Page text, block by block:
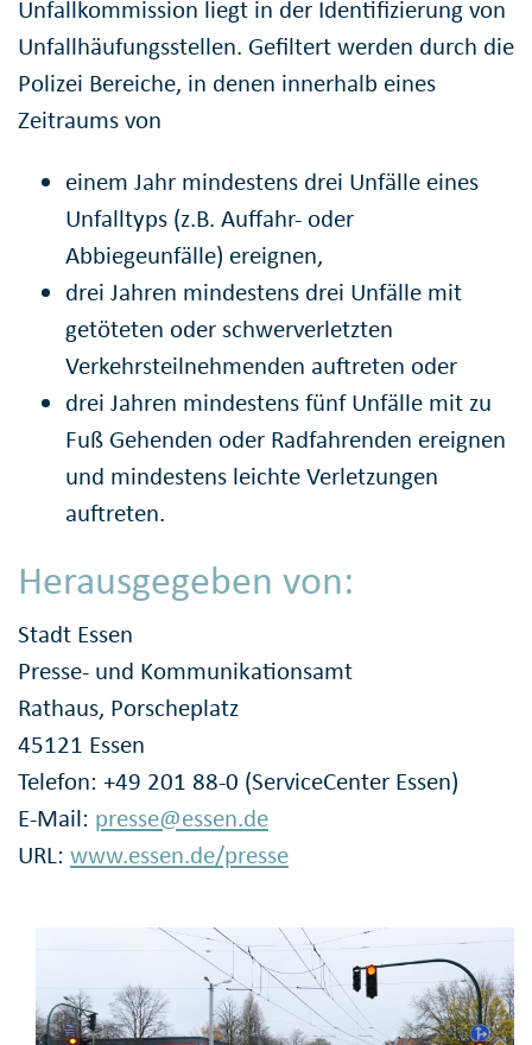
Unfallkommission liegt in der Identifizierung von
Unfallhäufungsstellen. Gefiltert werden durch die
Polizei Bereiche, in denen innerhalb eines
Zeitraums von
einem Jahr mindestens drei Unfälle eines
Unfalltyps (z.B. Auffahr- oder
Abbiegeunfälle) ereignen,
drei Jahren mindestens drei Unfälle mit
getöteten oder schwerverletzten
Verkehrsteilnehmenden auftreten oder
drei Jahren mindestens fünf Unfälle mit zu
Fuß Gehenden oder Radfahrenden ereignen
und mindestens leichte Verletzungen
auftreten.
Herausgegeben von:
Stadt Essen
Presse- und Kommunikationsamt
Rathaus, Porscheplatz
45121 Essen
Telefon: +49 201 88-0 (ServiceCenter Essen)
E-Mail: presse@essen.de
URL: www.essen.de/presse